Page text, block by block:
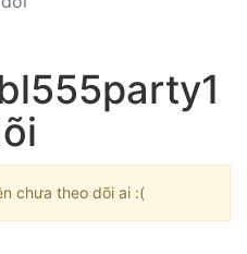
chưa theo dõi ai :(